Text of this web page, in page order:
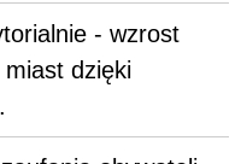
- wzrost
dzięki